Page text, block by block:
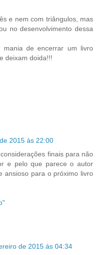
e nem com triângulos, mas
no desenvolvimento dessa
mania de encerrar um livro
deixam doida!!!
2015 às 22:00
finais para não
e pelo que parece o autor
ansioso para o próximo livro
de 2015 às 04:34